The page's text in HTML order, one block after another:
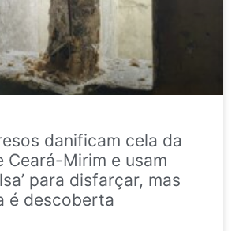
danificam cela da
Ceará-Mirim e usam
para disfarçar, mas
é descoberta